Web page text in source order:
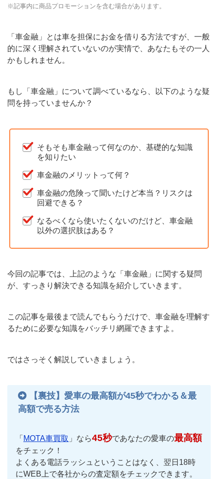
※記事内に商品プロモーションを含む場合があります。
「車金融」とは車を担保にお金を借りる方法ですが、一般
的に深く理解されていないのが実情で、あなたもその一人
かもしれません。
もし「車金融」について調べているなら、以下のような疑
問を持っていませんか？
そもそも車金融って何なのか、基礎的な知識
を知りたい
車金融のメリットって何？
車金融の危険って聞いたけど本当？リスクは
回避できる？
なるべくなら使いたくないのだけど、車金融
以外の選択肢はある？
今回の記事では、上記のような「車金融」に関する疑問
が、すっきり解決できる知識を紹介していきます。
この記事を最後まで読んでもらうだけで、車金融を理解す
るために必要な知識をバッチリ網羅できますよ。
ではさっそく解説していきましょう。
【裏技】愛車の最高額が45秒でわかる＆最
高額で売る方法
「 MOTA車買取 」なら45秒であなたの愛車の最高額
をチェック！
よくある電話ラッシュということはなく、翌日18時
にWEB上で各社からの査定額をチェックできます。